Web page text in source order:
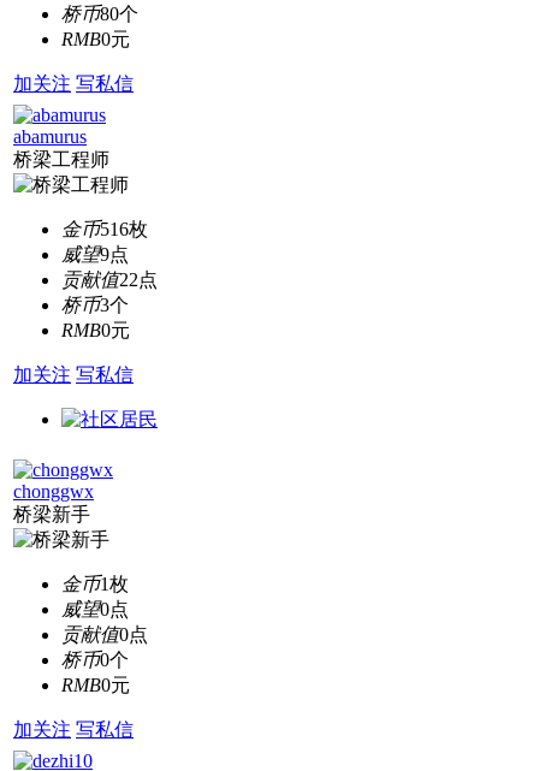
桥币80个
RMB0元
加关注 写私信
abamurus
桥梁工程师
金币516枚
威望9点
贡献值22点
桥币3个
RMB0元
加关注 写私信
chonggwx
桥梁新手
金币1枚
威望0点
贡献值0点
桥币0个
RMB0元
加关注 写私信